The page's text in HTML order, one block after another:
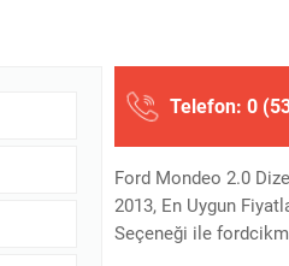
Telefon: 0
Ford Mondeo 2.0
2013, En Uygun
Seçeneği ile